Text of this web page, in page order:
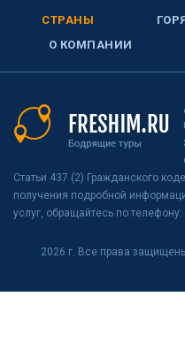
СТРАНЫ
О КОМПАНИИ
Статьи 437 (2) Гражданского
получения подробной
услуг, обращайтесь по
2026 г. Все права